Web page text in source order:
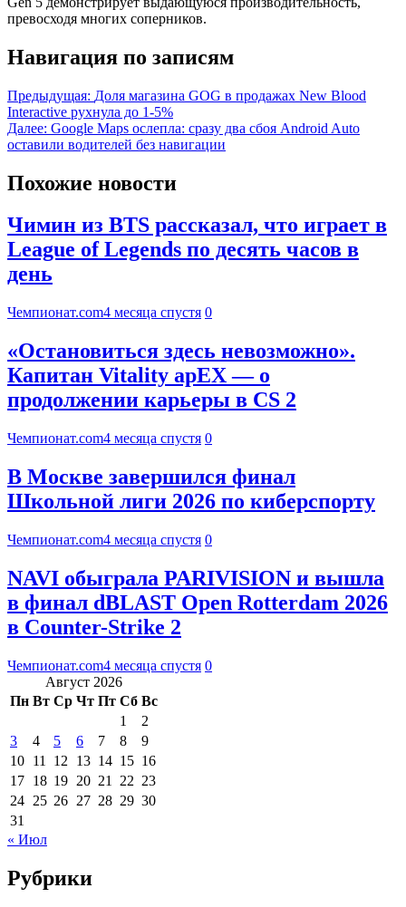
превосходя многих соперников.
Навигация по записям
Предыдущая: Доля магазина GOG в продажах New Blood
Interactive рухнула до 1-5%
Далее: Google Maps ослепла: сразу два сбоя Android Auto
оставили водителей без навигации
Похожие новости
Чимин из BTS рассказал, что играет в
League of Legends по десять часов в
день
Чемпионат.com4 месяца спустя 0
«Остановиться здесь невозможно».
Капитан Vitality apEX — о
продолжении карьеры в CS 2
Чемпионат.com4 месяца спустя 0
В Москве завершился финал
Школьной лиги 2026 по киберспорту
Чемпионат.com4 месяца спустя 0
NAVI обыграла PARIVISION и вышла
в финал dBLAST Open Rotterdam 2026
в Counter-Strike 2
Чемпионат.com4 месяца спустя 0
Август 2026
Пн Вт Ср Чт Пт Сб Вс
1
2
3
4 5 6 7 8
9
10 11 12 13 14 15 16
17 18 19 20 21 22 23
24 25 26 27 28 29 30
31
« Июл
Рубрики